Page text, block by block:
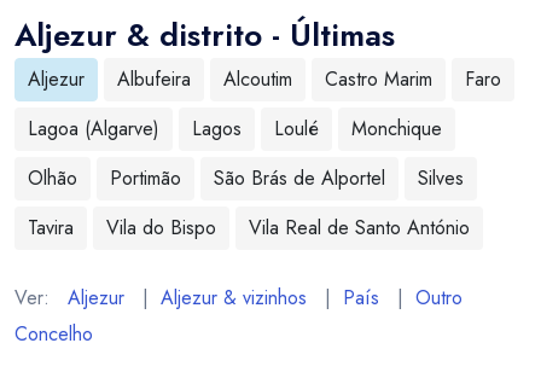
Concelhos Vizinhos
Distrito
País
Temas
Sobre
Funcionalidades
As nossas Fontes
Perguntas Frequentes
Contactos
Aljezur & distrito - Últimas
Aljezur Albufeira Alcoutim Castro Marim
Faro
Lagoa (Algarve)
Lagos Loulé
Monchique
Olhão
Portimão São Brás de Alportel
Silves
Tavira
Vila do Bispo Vila Real de Santo António
Ver: Aljezur | Aljezur & vizinhos | País | Outro
Concelho